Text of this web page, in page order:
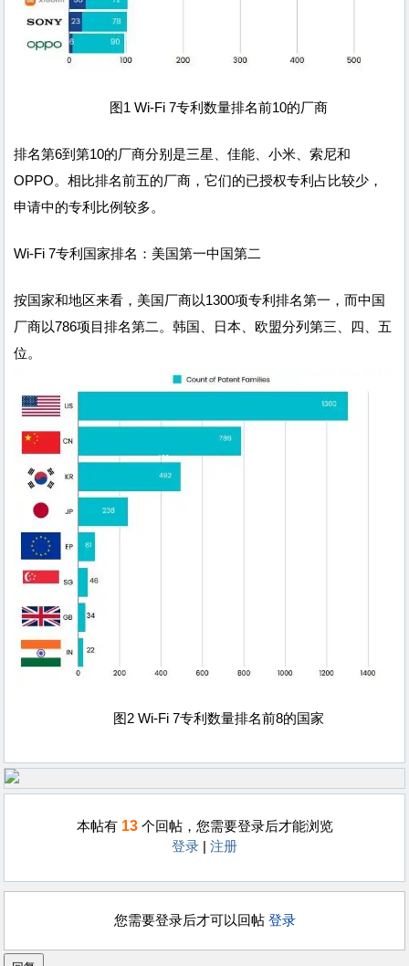
图1 Wi-Fi 7专利数量排名前10的厂商
排名第6到第10的厂商分别是三星、佳能、小米、索尼和
OPPO。相比排名前五的厂商，它们的已授权专利占比较少，
申请中的专利比例较多。
Wi-Fi 7专利国家排名：美国第一中国第二
按国家和地区来看，美国厂商以1300项专利排名第一，而中国
厂商以786项目排名第二。韩国、日本、欧盟分列第三、四、五
位。
图2 Wi-Fi 7专利数量排名前8的国家
本帖有 13个回帖，您需要登录后才能浏览
登录
注册
您需要登录后才可以回帖 登录